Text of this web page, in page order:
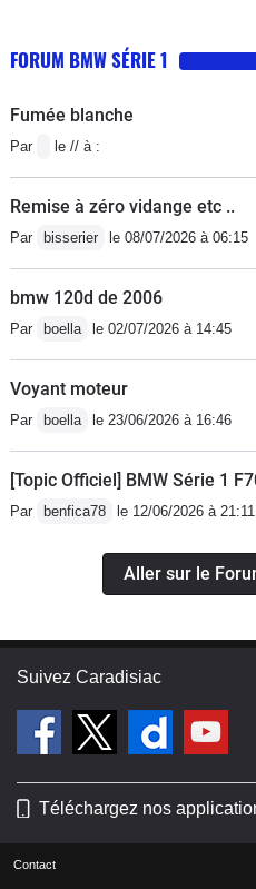
FORUM BMW SÉRIE 1
Fumée blanche
Par le // à :
Remise à zéro vidange etc ..
Par bisserier le 08/07/2026 à 06:15
bmw 120d de 2006
Par boella le 02/07/2026 à 14:45
Voyant moteur
Par boella le 23/06/2026 à 16:46
[Topic Officiel] BMW Série 1
Par benfica78 le 12/06/2026 à 21:11
Aller sur le
Suivez Caradisiac
Téléchargez nos
Contact